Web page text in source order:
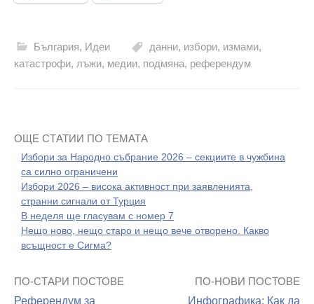
България, Идеи данни, избори, измами,
катастрофи, лъжи, медии, подмяна, референдум
ОЩЕ СТАТИИ ПО ТЕМАТА
Избори за Народно събрание 2026 – секциите в чужбина
са силно ограничени
Избори 2026 – висока активност при заявленията,
странни сигнали от Турция
В неделя ще гласувам с номер 7
Нещо ново, нещо старо и нещо вече отворено. Какво
всъщност е Сигма?
Навигация
ПО-СТАРИ ПОСТОВЕ
Референдум за
ПО-НОВИ ПОСТОВЕ
Инфографика: Как да